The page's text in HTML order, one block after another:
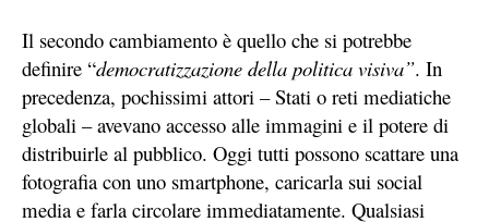
Il secondo cambiamento è quello che si potrebbe
definire “democratizzazione della politica visiva”. In
precedenza, pochissimi attori – Stati o reti mediatiche
globali – avevano accesso alle immagini e il potere di
distribuirle al pubblico. Oggi tutti possono scattare una
fotografia con uno smartphone, caricarla sui social
media e farla circolare immediatamente. Qualsiasi